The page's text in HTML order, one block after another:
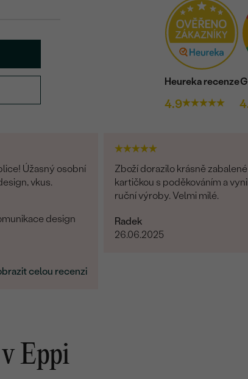
Heureka recenze
4.9
Úžasný osobní
vkus.
design
celou recenzi
Zboží dorazilo krásně
kartičkou s poděkováním a
ruční výroby. Velmi milé.
Radek
26.06.2025
Eppi